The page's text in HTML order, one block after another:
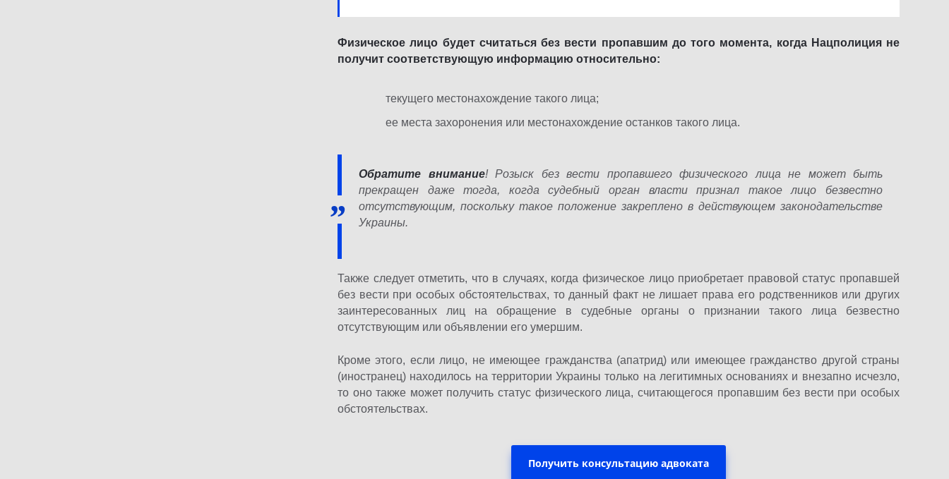
Физическое лицо будет считаться без вести пропавшим до того момента, когда Нацполиция не
получит соответствующую информацию относительно:
текущего местонахождение такого лица;
ее места захоронения или местонахождение останков такого лица.
Обратите внимание! Розыск без вести пропавшего физического лица не может быть
прекращен даже тогда, когда судебный орган власти признал такое лицо безвестно
отсутствующим, поскольку такое положение закреплено в действующем законодательстве
Украины.
Также следует отметить, что в случаях, когда физическое лицо приобретает правовой статус пропавшей
без вести при особых обстоятельствах, то данный факт не лишает права его родственников или других
заинтересованных лиц на обращение в судебные органы о признании такого лица безвестно
отсутствующим или объявлении его умершим.
Кроме этого, если лицо, не имеющее гражданства (апатрид) или имеющее гражданство другой страны
(иностранец) находилось на территории Украины только на легитимных основаниях и внезапно исчезло,
то оно также может получить статус физического лица, считающегося пропавшим без вести при особых
обстоятельствах.
Получить консультацию адвоката